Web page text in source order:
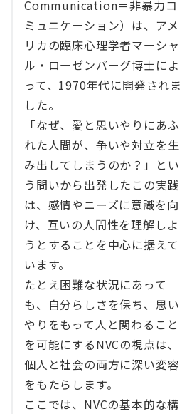
Communication＝非暴力コ
ミュニケーション）は、アメ
リカの臨床心理学者マーシャ
ル・ローゼンバーグ博士によ
って、1970年代に開発されま
した。
「なぜ、愛と思いやりにあふ
れた人間が、争いや対立を生
み出してしまうのか？」とい
う問いから出発したこの実践
は、感情やニーズに意識を向
け、互いの人間性を理解しよ
うとすることを中心に据えて
います。
たとえ困難な状況にあって
も、自分らしさを保ち、思い
やりをもって人と関わること
を可能にするNVCの視点は、
個人と社会の両方に深い変容
をもたらします。
ここでは、NVCの基本的な構